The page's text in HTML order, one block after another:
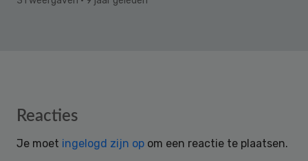
Reader
Reacties
Je moet ingelogd zijn op om een reactie te plaatsen.